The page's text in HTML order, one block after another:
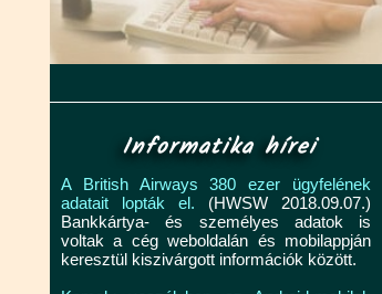
Informatika hírei
A British Airways 380 ezer ügyfelének
adatait lopták el. (HWSW 2018.09.07.)
Bankkártya- és személyes adatok is
voltak a cég weboldalán és mobilappján
keresztül kiszivárgott információk között.